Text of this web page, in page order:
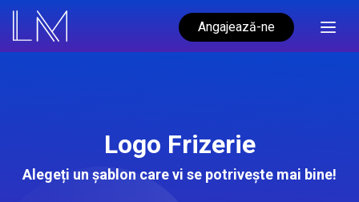
Angajează-ne
Logo Frizerie
Alegeți un șablon care vi se potrivește mai bine!